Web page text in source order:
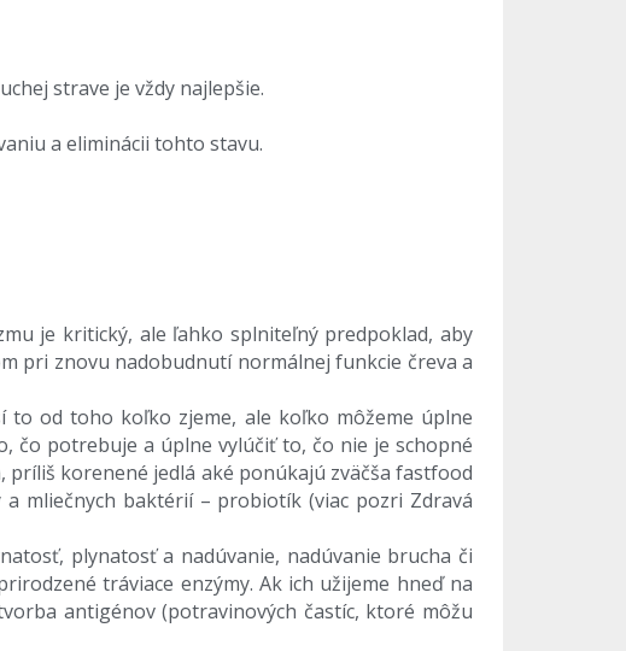
strave je vždy najlepšie.
a eliminácii tohto stavu.
je kritický, ale ľahko splniteľný predpoklad, aby
pri znovu nadobudnutí normálnej funkcie čreva a
to od toho koľko zjeme, ale koľko môžeme úplne
čo potrebuje a úplne vylúčiť to, čo nie je schopné
príliš korenené jedlá aké ponúkajú zväčša fastfood
mliečnych baktérií – probiotík (viac pozri Zdravá
plynatosť a nadúvanie, nadúvanie brucha či
tráviace enzýmy. Ak ich užijeme hneď na
antigénov (potravinových častíc, ktoré môžu